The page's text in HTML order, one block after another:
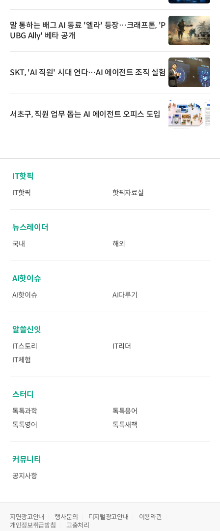
말 통하는 배그 AI 동료 '엘라' 등장…크래프톤, 'P
UBG Ally' 베타 공개
SKT, 'AI 직원' 시대 연다…AI 에이전트 조직 실험
서초구, 직원 업무 돕는 AI 에이전트 오피스 도입
IT핫픽
IT핫픽 핫픽자료실
뉴스레이더
국내 해외
AI핫이슈
AI핫이슈 AI다루기
알쓸신잇
IT스토리
IT리더
IT체험
스터디
톡톡과학
톡톡용어
톡톡영어
톡톡새책
커뮤니티
공지사항
지면광고안내 행사문의 디지털광고안내
이용약관
개인정보취급방침
고충처리